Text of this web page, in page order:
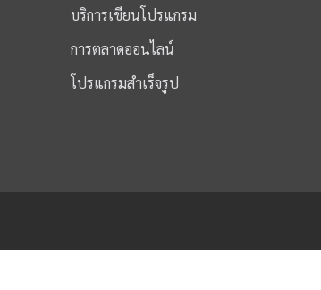
บริการเขียนโปรแกรม
การตลาดออนไลน์
โปรแกรมสำเร็จรูป